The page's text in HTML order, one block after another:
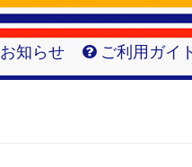
お知らせ ご利用ガイ